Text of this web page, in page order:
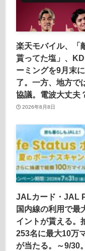
楽天モバイル、「
貰ってた塩」、
ーミングを9月末
了。一方、地方で
協議。電波大丈夫
2026年8月8日
JALカード・JAL
国内線の利用で最
イントが貰える。
253名に最大10万
が当たる。～9/30。